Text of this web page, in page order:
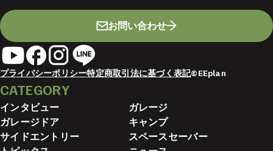
お問い合わせ
プライバシーポリシー特定商取引法に基づく表記©EEplan
CATEGORY
インタビュー
ガレージ
ガレージドア
キャンプ
サイドエントリー
スペースセーバー